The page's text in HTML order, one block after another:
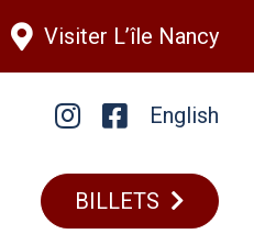
Visiter L’île Nancy
InstagramFacebook
English
BILLETS